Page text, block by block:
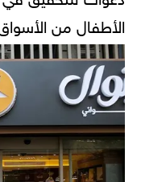
الأطفال من